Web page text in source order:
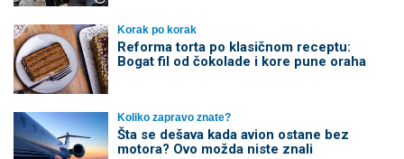
Korak po korak
Reforma torta po klasičnom receptu:
Bogat fil od čokolade i kore pune oraha
Koliko zapravo znate?
Šta se dešava kada avion ostane bez
motora? Ovo možda niste znali